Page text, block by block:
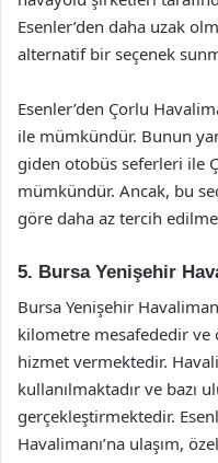
Esenler’den daha uzak
alternatif bir seçenek
Esenler’den Çorlu
ile mümkündür. Bunun
giden otobüs seferleri ile
mümkündür. Ancak, bu
göre daha az tercih
5. Bursa Yenişehir
Bursa Yenişehir
kilometre mesafededir ve
hizmet vermektedir.
kullanılmaktadır ve bazı
gerçekleştirmektedir.
Havalimanı’na ulaşım,